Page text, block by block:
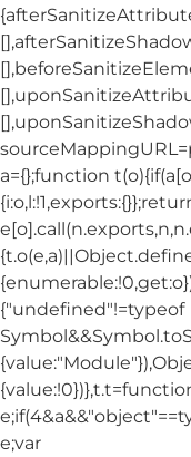
a={};function
{"undefined"!=typeof
e;var